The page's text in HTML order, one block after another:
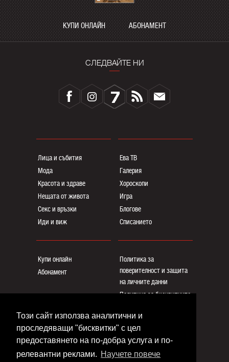
Този сайт използва аналитични и
проследяващи "бисквитки" с цел
предоставянето на по-добра услуга и по-
релевантни реклами. Научете повече
КУПИ ОНЛАЙН АБОНАМЕНТ
СЛЕДВАЙТЕ НИ
Лица и събития
Мода
Красота и здраве
Нещата от живота
Секс и връзки
Иди и виж
Ева ТВ
Галерия
Хороскопи
Игра
Блогoве
Списанието
Купи онлайн
Абонамент
Политика за
поверителност и защита
на личните данни
Политика за бисквитките
Общи условия
Контакти